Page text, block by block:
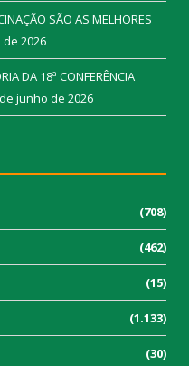
SÃO AS MELHORES
2026
DA 18ª CONFERÊNCIA
junho de 2026
(708)
(462)
(15)
(1.133)
(30)